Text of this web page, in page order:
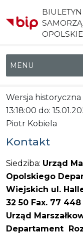
Menu główne
Wersja historyczna
13:18:00 do:
Piotr Kobiela
Kontakt
Siedziba: Urząd
Opolskiego
Wiejskich ul.
32 50 Fax. 77 448
Urząd
Departament